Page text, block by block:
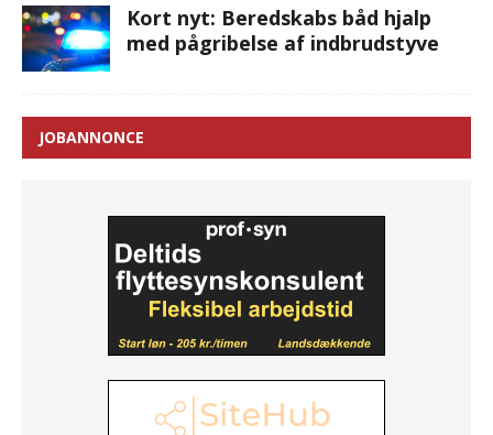
Kort nyt: Beredskabs båd hjalp
med pågribelse af indbrudstyve
JOBANNONCE